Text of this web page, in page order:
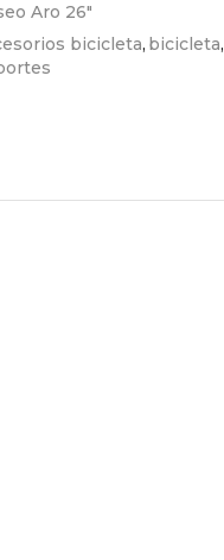
Aro 26"
bicicleta, bicicleta,